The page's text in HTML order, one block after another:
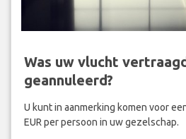
Was uw vlucht
geannuleerd?
U kunt in aanmerking komen voor
EUR per persoon in uw gezelschap.